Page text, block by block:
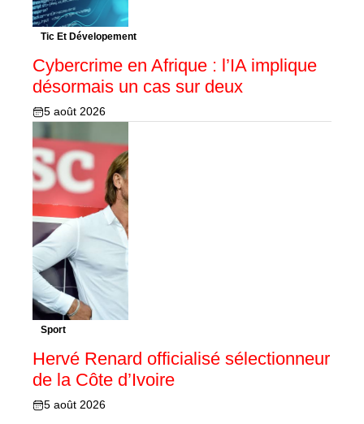
Tic Et Dévelopement
Cybercrime en Afrique : l’IA implique
désormais un cas sur deux
5 août 2026
Sport
Hervé Renard officialisé sélectionneur
de la Côte d’Ivoire
5 août 2026